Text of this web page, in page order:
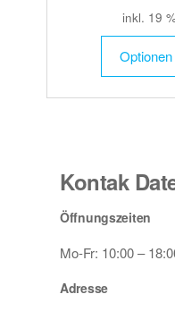
inkl. 19
Kontak
Öffnungszeiten
Mo-Fr: 10:00 –
Adresse